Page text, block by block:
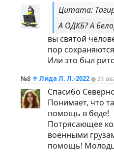
Цитата:
А ОДКБ? А
вы святой
пор
Или это был
№8 ↑ Лида Л. Л.-2022 31
Спасибо
Понимает, что
помощь в беде!
Потрясающее
военными
помощь!